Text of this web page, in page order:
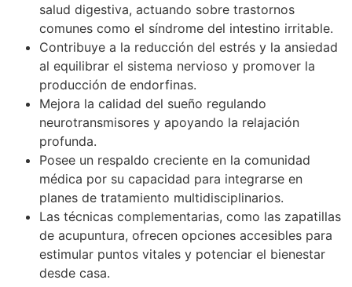
salud digestiva, actuando sobre trastornos
comunes como el síndrome del intestino irritable.
Contribuye a la reducción del estrés y la ansiedad
al equilibrar el sistema nervioso y promover la
producción de endorfinas.
Mejora la calidad del sueño regulando
neurotransmisores y apoyando la relajación
profunda.
Posee un respaldo creciente en la comunidad
médica por su capacidad para integrarse en
planes de tratamiento multidisciplinarios.
Las técnicas complementarias, como las zapatillas
de acupuntura, ofrecen opciones accesibles para
estimular puntos vitales y potenciar el bienestar
desde casa.